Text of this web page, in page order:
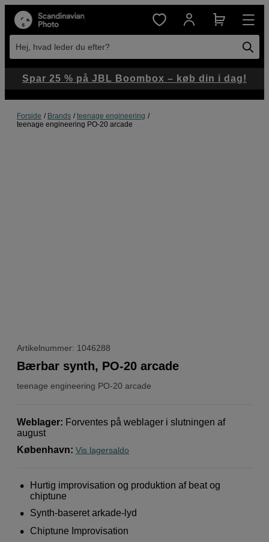
Hej, hvad leder du efter?
Forside Brands
teenage engineering
teenage engineering PO-20 arcade
Artikelnummer: 1046288
teenage engineering PO-20 arcade
Bærbar synth, PO-20 arcade
Weblager: Forventes på weblager i slutningen af ​​
august
København: Vis lagersaldo
Hurtig improvisation og produktion af beat og
chiptune
Synth-baseret arkade-lyd
Chiptune Improvisation
Spar 25 % på JBL Boombox – køb din i dag!